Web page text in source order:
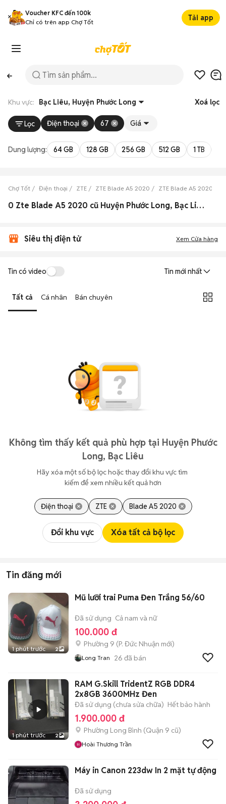
Voucher KFC đến 100k
Chỉ có trên app Chợ Tốt
Tải app
Khu vực: Bạc Liêu, Huyện Phước Long Xoá lọc
Lọc Điện thoại 67 Giá
Dung lượng: 64 GB 128 GB 256 GB 512 GB 1 TB
Chợ Tốt Điện thoại ZTE ZTE Blade A5 2020 ZTE Blade A5 2020 Bạc
0 Zte Blade A5 2020 cũ Huyện Phước Long, Bạc Liêu đẹp
Siêu thị điện tử Xem Cửa hàng
Tin có video Tin mới nhất
Tất cả Cá nhân Bán chuyên
Không tìm thấy kết quả phù hợp tại Huyện Phước
Long, Bạc Liêu
Hãy xóa một số bộ lọc hoặc thay đổi khu vực tìm
kiếm để xem nhiều kết quả hơn
Điện thoại ZTE Blade A5 2020
Đổi khu vực Xóa tất cả bộ lọc
Tin đăng mới
1 phút trước 2
Mũ lưỡi trai Puma Đen Trắng 56/60
Đã sử dụng Cả nam và nữ
100.000 đ
Phường 9 (P. Đức Nhuận mới)
Long Tran 26 đã bán
1 phút trước 2
RAM G.Skill TridentZ RGB DDR4
2x8GB 3600MHz Đen
Đã sử dụng (chưa sửa chữa) Hết bảo hành
1.900.000 đ
Phường Long Bình (Quận 9 cũ)
Hoài Thương Trần
Máy in Canon 223dw In 2 mặt tự động
Đã sử dụng